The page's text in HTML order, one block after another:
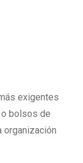
exigentes
bolsos de
organización